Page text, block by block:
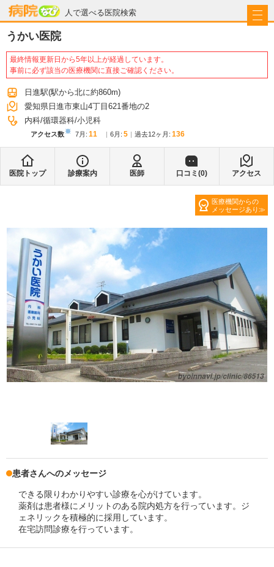
人で選べる医院検索
病院なび
うかい医院
最終情報更新日から5年以上が経過しています。
事前に必ず該当の医療機関に直接ご確認ください。
日進駅(駅から北に約860m)
愛知県日進市東山4丁目621番地の2
内科 循環器科 小児科
アクセス数※ 7月 : 11 6月 : 5 過去12ヶ月: 136
医院トップ 診療案内 医師 口コミ(0) アクセス
医療機関からの
メッセージあり
患者さんへのメッセージ
できる限りわかりやすい診療を心がけています。
薬剤は患者様にメリットのある院内処方を行っています。ジ
ェネリックを積極的に採用しています。
在宅訪問診療を行っています。